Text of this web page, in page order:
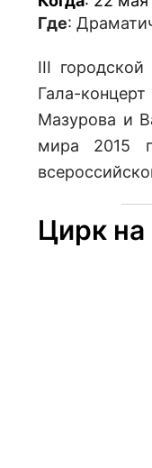
Где:
III городской
Гала-
Мазурова и
мира 2015
Цирк